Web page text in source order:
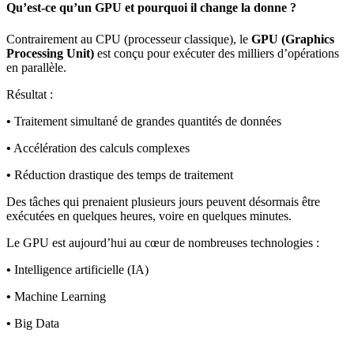
Qu’est-ce qu’un GPU et pourquoi il change la donne ?
Contrairement au CPU (processeur classique), le GPU (Graphics
Processing Unit) est conçu pour exécuter des milliers d’opérations
en parallèle.
Résultat :
• Traitement simultané de grandes quantités de données
• Accélération des calculs complexes
• Réduction drastique des temps de traitement
Des tâches qui prenaient plusieurs jours peuvent désormais être
exécutées en quelques heures, voire en quelques minutes.
Le GPU est aujourd’hui au cœur de nombreuses technologies :
• Intelligence artificielle (IA)
• Machine Learning
• Big Data